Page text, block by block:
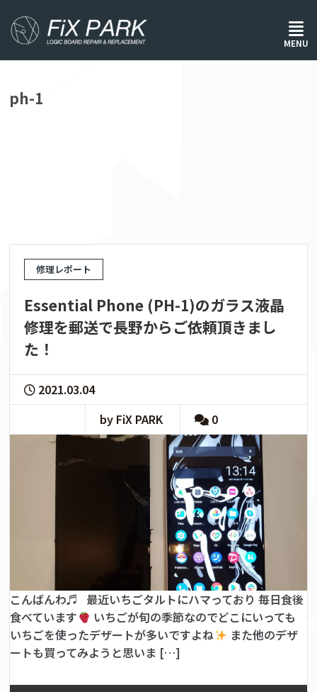
MENU
ホーム/ ph-1
ph-1
修理レポート
Essential Phone (PH-1)のガラス液晶
修理を郵送で長野からご依頼頂きまし
た！
2021.03.04
by FiX PARK
0
こんばんわ♬ 最近いちごタルトにハマっており 毎日食後
食べています
いちごが旬の季節なのでどこにいっても
いちごを使ったデザートが多いですよね
また他のデザ
ートも買ってみようと思いま […]